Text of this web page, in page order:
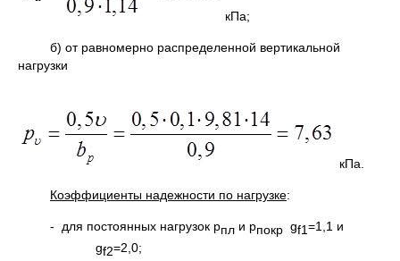
кПа;
б) от равномерно распределенной вертикальной
нагрузки
кПа.
Коэффициенты надежности по нагрузке:
- для постоянных нагрузок рпл и рпокр gf1=1,1 и
gf2=2,0;